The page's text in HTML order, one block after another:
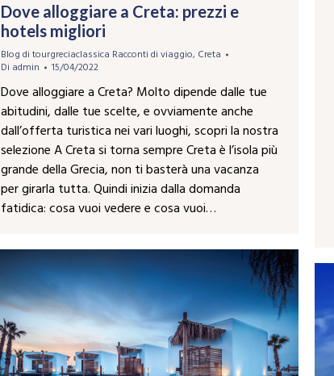
Dove alloggiare a Creta: prezzi e
hotels migliori
Blog di tourgreciaclassica Racconti di viaggio, Creta
Di admin 15/04/2022
Dove alloggiare a Creta? Molto dipende dalle tue
abitudini, dalle tue scelte, e ovviamente anche
dall’offerta turistica nei vari luoghi, scopri la nostra
selezione A Creta si torna sempre Creta è l’isola più
grande della Grecia, non ti basterà una vacanza
per girarla tutta. Quindi inizia dalla domanda
fatidica: cosa vuoi vedere e cosa vuoi…